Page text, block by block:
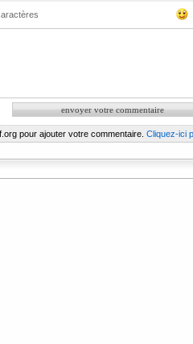
pour ajouter votre commentaire. Cliquez-ici